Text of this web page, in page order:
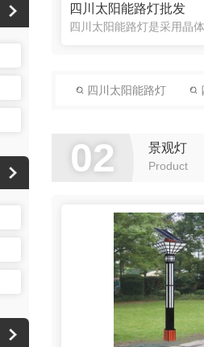
四川太阳能路灯批发
四川太阳能路灯
02 景观灯
Product